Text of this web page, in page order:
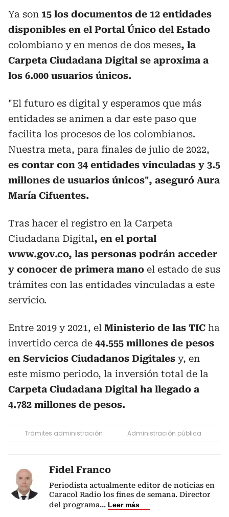
Ya son 15 los documentos de 12 entidades
disponibles en el Portal Único del Estado
colombiano y en menos de dos meses, la
Carpeta Ciudadana Digital se aproxima a
los 6.000 usuarios únicos.
"El futuro es digital y esperamos que más
entidades se animen a dar este paso que
facilita los procesos de los colombianos.
Nuestra meta, para finales de julio de 2022,
es contar con 34 entidades vinculadas y 3.5
millones de usuarios únicos", aseguró Aura
María Cifuentes.
Tras hacer el registro en la Carpeta
Ciudadana Digital, en el portal
www.gov.co, las personas podrán acceder
y conocer de primera mano el estado de sus
trámites con las entidades vinculadas a este
servicio.
Entre 2019 y 2021, el Ministerio de las TIC ha
invertido cerca de 44.555 millones de pesos
en Servicios Ciudadanos Digitales y, en
este mismo periodo, la inversión total de la
Carpeta Ciudadana Digital ha llegado a
4.782 millones de pesos.
Trámites administración Administración pública
Fidel Franco
Periodista actualmente editor de noticias en
Caracol Radio los fines de semana. Director
del programa... Leer más